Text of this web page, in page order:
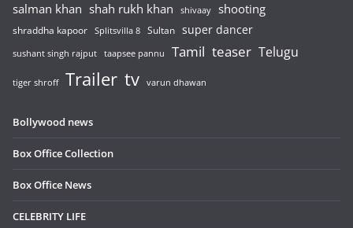
salman khan shah rukh khan shivaay shooting
shraddha kapoor Splitsvilla 8 Sultan super dancer
sushant singh rajput taapsee pannu Tamil teaser Telugu
tiger shroff Trailer tv varun dhawan
Bollywood news
Box Office Collection
Box Office News
CELEBRITY LIFE